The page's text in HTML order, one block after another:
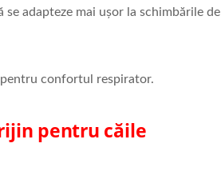
adapteze mai ușor la schimbările de
confortul respirator.
pentru căile